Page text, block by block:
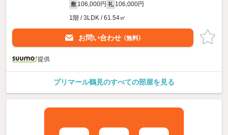
敷 106,000円 礼 106,000円
1階 / 3LDK / 61.54㎡
お問い合わせ （無料）
提供
プリマール鶴見のすべての部屋を見る